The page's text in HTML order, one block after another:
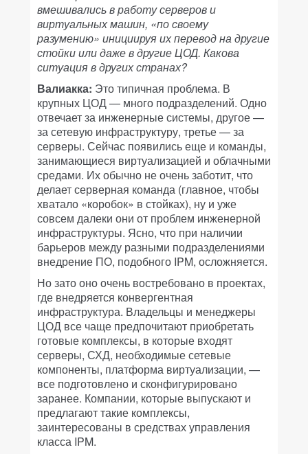
вмешивались в работу серверов и
виртуальных машин, «по своему
разумению» инициируя их перевод на другие
стойки или даже в другие ЦОД. Какова
ситуация в других странах?
Валиакка: Это типичная проблема. В
крупных ЦОД — много подразделений. Одно
отвечает за инженерные системы, другое —
за сетевую инфраструктуру, третье — за
серверы. Сейчас появились еще и команды,
занимающиеся виртуализацией и облачными
средами. Их обычно не очень заботит, что
делает серверная команда (главное, чтобы
хватало «коробок» в стойках), ну и уже
совсем далеки они от проблем инженерной
инфраструктуры. Ясно, что при наличии
барьеров между разными подразделениями
внедрение ПО, подобного IPM, осложняется.
Но зато оно очень востребовано в проектах,
где внедряется конвергентная
инфраструктура. Владельцы и менеджеры
ЦОД все чаще предпочитают приобретать
готовые комплексы, в которые входят
серверы, СХД, необходимые сетевые
компоненты, платформа виртуализации, —
все подготовлено и сконфигурировано
заранее. Компании, которые выпускают и
предлагают такие комплексы,
заинтересованы в средствах управления
класса IPM.